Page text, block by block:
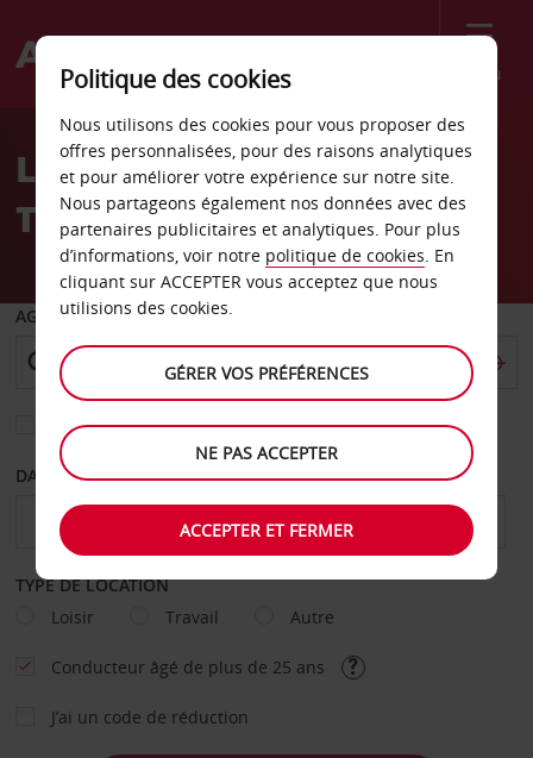
Menu
Welcome
AvisLocation de voiture
Tomball
AGENCE DE DÉPART
Sélectionnez une autre agence de retour
DATE DE DÉPART DATE DE RETOUR
TYPE DE LOCATION
Loisir
Travail Autre
Conducteur âgé de plus de 25 ans
J’ai un code de réduction
Politique des cookies
Nous utilisons des cookies pour vous proposer des
offres personnalisées, pour des raisons analytiques
et pour améliorer votre expérience sur notre site.
Nous partageons également nos données avec des
partenaires publicitaires et analytiques. Pour plus
d’informations, voir notre politique de cookies. En
cliquant sur ACCEPTER vous acceptez que nous
utilisions des cookies.
GÉRER VOS PRÉFÉRENCES
NE PAS ACCEPTER
ACCEPTER ET FERMER